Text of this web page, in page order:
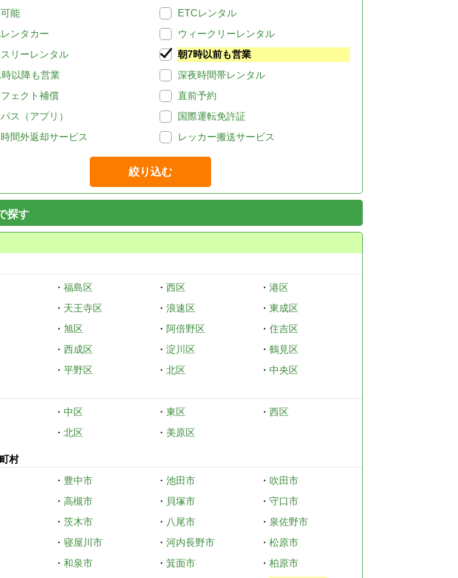
能
ETCレンタル
ンタカー
ウィークリーレンタル
リーレンタル
朝7時以前も営業
以降も営業
深夜時間帯レンタル
ェクト補償
直前予約
ス（アプリ）
国際運転免許証
間外返却サービス
レッカー搬送サービス
絞り込む
探す
・ 福島区 ・ 西区 ・ 港区
・ 天王寺区 ・ 浪速区 ・ 東成区
・ 旭区 ・ 阿倍野区 ・ 住吉区
・ 西成区 ・ 淀川区 ・ 鶴見区
・ 平野区 ・ 北区 ・ 中央区
・ 中区 ・ 東区 ・ 西区
・ 北区 ・ 美原区
村
・ 豊中市 ・ 池田市 ・ 吹田市
・ 高槻市 ・ 貝塚市 ・ 守口市
・ 茨木市 ・ 八尾市 ・ 泉佐野市
・ 寝屋川市 ・ 河内長野市 ・ 松原市
・ 和泉市 ・ 箕面市 ・ 柏原市